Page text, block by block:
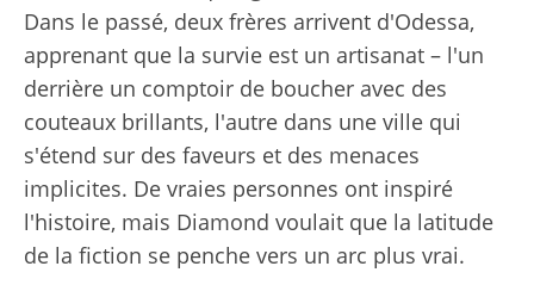
Dans le passé, deux frères arrivent d'Odessa,
apprenant que la survie est un artisanat – l'un
derrière un comptoir de boucher avec des
couteaux brillants, l'autre dans une ville qui
s'étend sur des faveurs et des menaces
implicites. De vraies personnes ont inspiré
l'histoire, mais Diamond voulait que la latitude
de la fiction se penche vers un arc plus vrai.